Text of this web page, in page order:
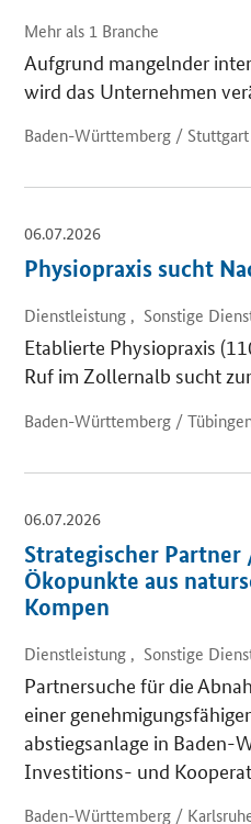
Mehr als 1 Branche
Aufgrund mangelnder
wird das Unternehmen
Baden-Württemberg /
06.07.2026
Physiopraxis sucht
Dienstleistung , Sonstige
Etablierte Physiopraxis
Ruf im Zollernalb sucht
Baden-Württemberg /
06.07.2026
Strategischer
Ökopunkte aus
Kompen
Dienstleistung , Sonstige
Partnersuche für die
einer
abstiegsanlage in Baden-
Investitions- und
Baden-Württemberg /